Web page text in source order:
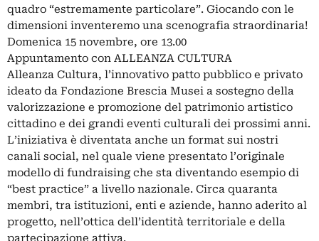
quadro “estremamente particolare”. Giocando con le
dimensioni inventeremo una scenografia straordinaria!
Domenica 15 novembre, ore 13.00
Appuntamento con ALLEANZA CULTURA
Alleanza Cultura, l’innovativo patto pubblico e privato
ideato da Fondazione Brescia Musei a sostegno della
valorizzazione e promozione del patrimonio artistico
cittadino e dei grandi eventi culturali dei prossimi anni.
L’iniziativa è diventata anche un format sui nostri
canali social, nel quale viene presentato l’originale
modello di fundraising che sta diventando esempio di
“best practice” a livello nazionale. Circa quaranta
membri, tra istituzioni, enti e aziende, hanno aderito al
progetto, nell’ottica dell’identità territoriale e della
partecipazione attiva.